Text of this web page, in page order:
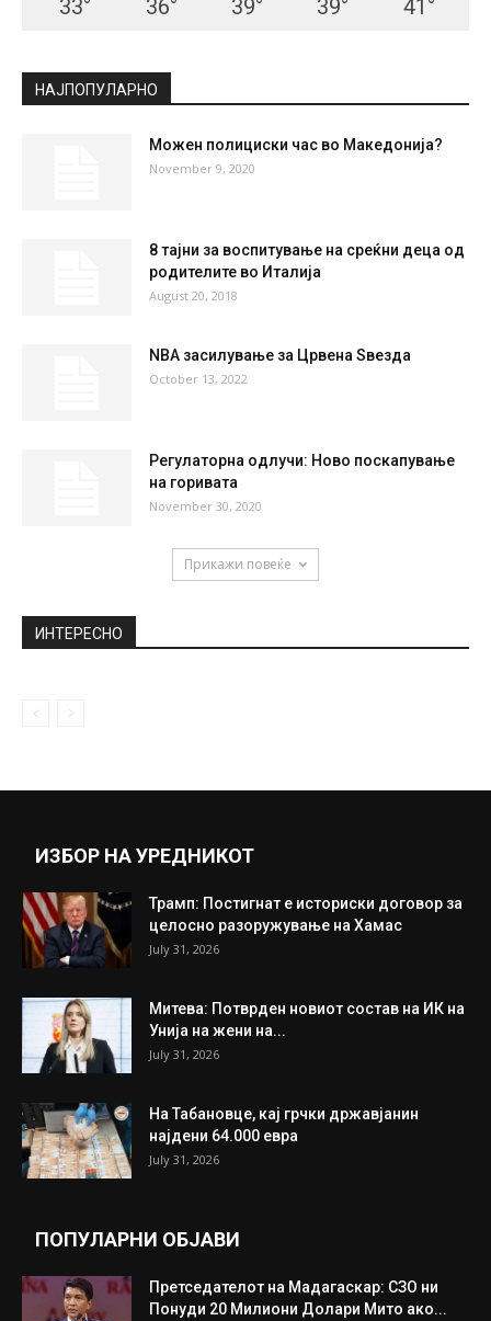
33° 36° 39° 39° 41 °
НАЈПОПУЛАРНО
Можен полициски час во Македонија?
November 9, 2020
8 тајни за воспитување на среќни деца од
родителите во Италија
August 20, 2018
NBA засилување за Црвена Ѕвезда
October 13, 2022
Регулаторна одлучи: Ново поскапување
на горивата
November 30, 2020
Прикажи повеќе
ИНТЕРЕСНО
ИЗБОР НА УРЕДНИКОТ
Трамп: Постигнат е историски договор за
целосно разоружување на Хамас
July 31, 2026
Митева: Потврден новиот состав на ИК на
Унија на жени на...
July 31, 2026
На Табановце, кај грчки државјанин
најдени 64.000 евра
July 31, 2026
ПОПУЛАРНИ ОБЈАВИ
Претседателот на Мадагаскар: СЗО ни
Понуди 20 Милиони Долари Мито ако...